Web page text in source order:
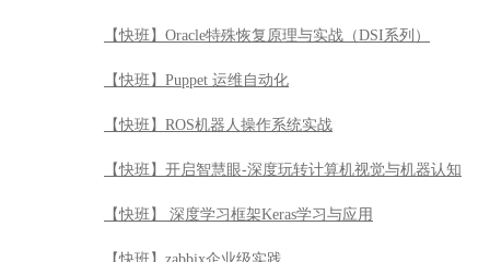
【快班】Oracle特殊恢复原理与实战（DSI系列）
【快班】Puppet 运维自动化
【快班】ROS机器人操作系统实战
【快班】开启智慧眼-深度玩转计算机视觉与机器认知
【快班】 深度学习框架Keras学习与应用